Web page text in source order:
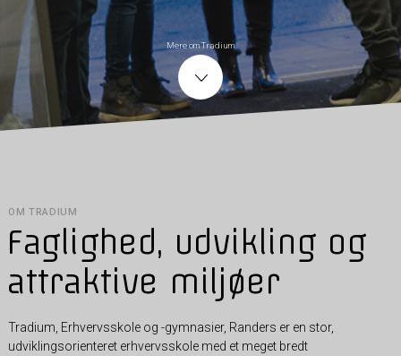
Mere om Tradium
OM TRADIUM
Faglighed, udvikling og
attraktive miljøer
Tradium, Erhvervsskole og -gymnasier, Randers er en stor,
udviklingsorienteret erhvervsskole med et meget bredt